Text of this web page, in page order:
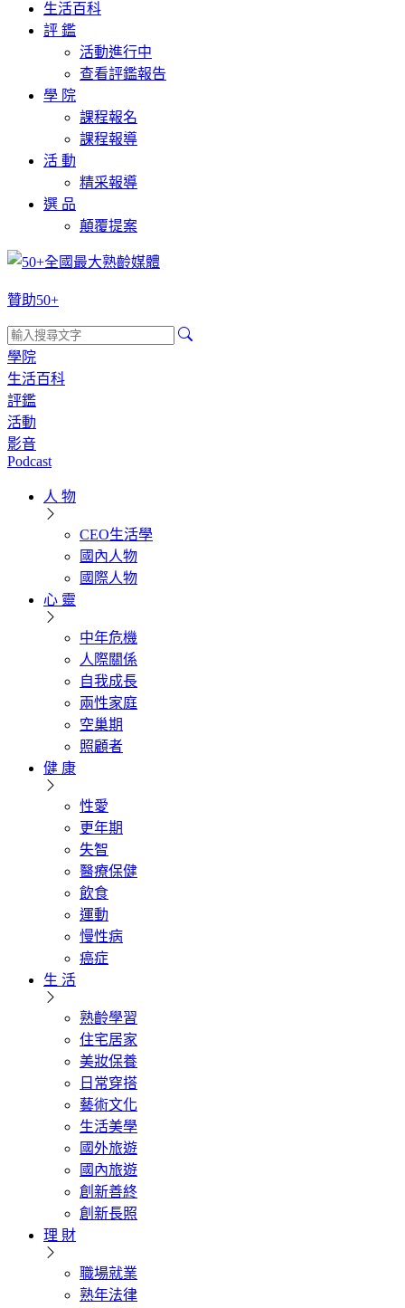
生活百科
評 鑑
活動進行中
查看評鑑報告
學 院
課程報名
課程報導
活 動
精采報導
選 品
顛覆提案
贊助50+
學院
生活百科
評鑑
活動
影音
Podcast
人 物
CEO生活學
國內人物
國際人物
心 靈
中年危機
人際關係
自我成長
兩性家庭
空巢期
照顧者
健 康
性愛
更年期
失智
醫療保健
飲食
運動
慢性病
癌症
生 活
熟齡學習
住宅居家
美妝保養
日常穿搭
藝術文化
生活美學
國外旅遊
國內旅遊
創新善終
創新長照
理 財
職場就業
熟年法律